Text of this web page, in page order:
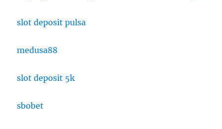
slot deposit pulsa
medusa88
slot deposit 5k
sbobet